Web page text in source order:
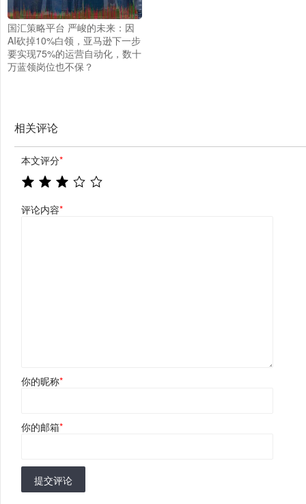
国汇策略平台 严峻的未来：因
AI砍掉10%白领，亚马逊下一步
要实现75%的运营自动化，数十
万蓝领岗位也不保？
相关评论
本文评分*
评论内容*
你的昵称*
你的邮箱*
提交评论